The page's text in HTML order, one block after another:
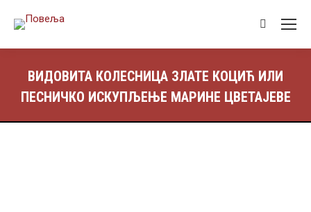
ВИДОВИТА КОЛЕСНИЦА ЗЛАТЕ КОЦИЋ ИЛИ
ПЕСНИЧКО ИСКУПЉЕЊЕ МАРИНЕ ЦВЕТАЈЕВЕ